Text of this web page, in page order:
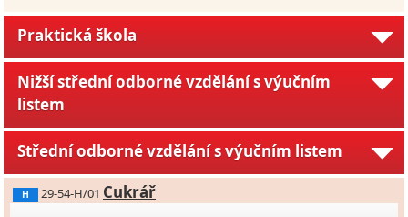
Praktická škola
Nižší střední odborné vzdělání s výučním
listem
Střední odborné vzdělání s výučním listem
H 29-54-H/01 Cukrář